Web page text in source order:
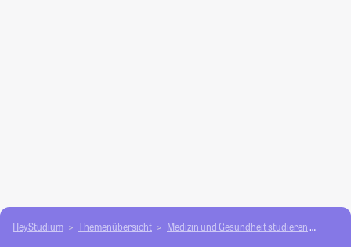
HeyStudium Themenübersicht Medizin und Gesundheit studieren